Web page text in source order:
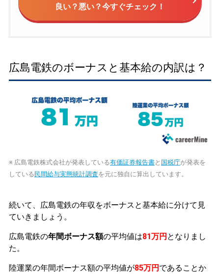
良い？悪い？今すぐチェック！
広島電鉄のボーナスと基本給の内訳は？
※ 広島電鉄株式会社が発表している有価証券報告書と 国税庁が発表を
している 民間給与実態統計調査を元に独自に算出しています。
続いて、広島電鉄の年収をボーナスと基本給に分けて見
ていきましょう。
広島電鉄の年間ボーナス額の平均値は81万円 となりまし
た。
陸運業の年間ボーナス額の平均値が85万円 であることか